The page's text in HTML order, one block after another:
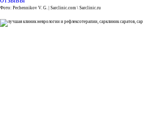
Фото: Pechennikov V. G. | Sarclinic.com \ Sarclinic.ru